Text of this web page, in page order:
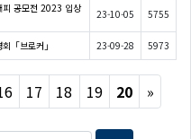
피 공모전 2023 입상
23-10-05 5755
「브로커」 23-09-28 5973
17 18 19 20 »Next